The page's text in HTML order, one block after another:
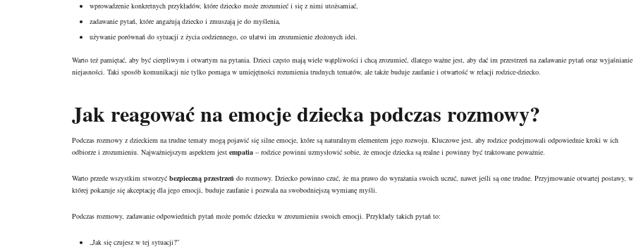
wprowadzenie konkretnych przykładów, które dziecko może zrozumieć i się z nimi utożsamiać,
zadawanie pytań, które angażują dziecko i zmuszają je do myślenia,
używanie porównań do sytuacji z życia codziennego, co ułatwi im zrozumienie złożonych idei.
Warto też pamiętać, aby być cierpliwym i otwartym na pytania. Dzieci często mają wiele wątpliwości i chcą zrozumieć, dlatego ważne jest, aby dać im przestrzeń na zadawanie pytań oraz wyjaśnianie
niejasności. Taki sposób komunikacji nie tylko pomaga w umiejętności rozumienia trudnych tematów, ale także buduje zaufanie i otwartość w relacji rodzice-dziecko.
Jak reagować na emocje dziecka podczas rozmowy?
Podczas rozmowy z dzieckiem na trudne tematy mogą pojawić się silne emocje, które są naturalnym elementem jego rozwoju. Kluczowe jest, aby rodzice podejmowali odpowiednie kroki w ich
odbiorze i zrozumieniu. Najważniejszym aspektem jest empatia – rodzice powinni uzmysłowić sobie, że emocje dziecka są realne i powinny być traktowane poważnie.
Warto przede wszystkim stworzyć bezpieczną przestrzeń do rozmowy. Dziecko powinno czuć, że ma prawo do wyrażania swoich uczuć, nawet jeśli są one trudne. Przyjmowanie otwartej postawy, w
której pokazuje się akceptację dla jego emocji, buduje zaufanie i pozwala na swobodniejszą wymianę myśli.
Podczas rozmowy, zadawanie odpowiednich pytań może pomóc dziecku w zrozumieniu swoich emocji. Przykłady takich pytań to:
„Jak się czujesz w tej sytuacji?”